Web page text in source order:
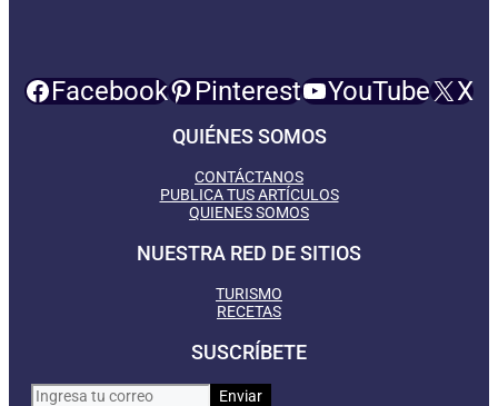
Facebook Pinterest YouTube X
QUIÉNES SOMOS
CONTÁCTANOS
PUBLICA TUS ARTÍCULOS
QUIENES SOMOS
NUESTRA RED DE SITIOS
TURISMO
RECETAS
SUSCRÍBETE